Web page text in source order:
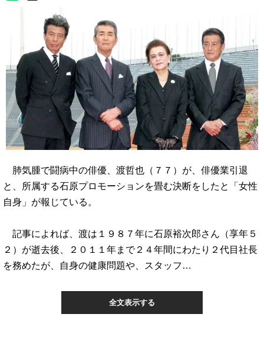
肺気腫で闘病中の俳優、渡哲也（７７）が、俳優業引退
と、所属する石原プロモーションを畳む決断をしたと「女性
自身」が報じている。
記事によれば、渡は１９８７年に石原裕次郎さん（享年５
２）が逝去後、２０１１年まで２４年間にわたり２代目社長
を務めたが、自身の健康問題や、スタッフ…
全文表示する